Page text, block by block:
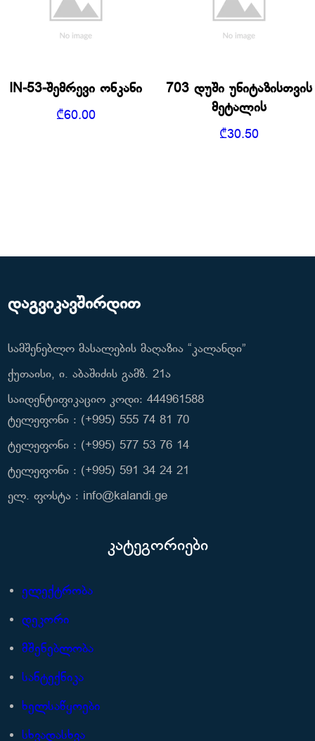
IN-53-შემრევი ონკანი
₾60.00
703 დუში უნიტაზისთვის
მეტალის
₾30.50
დაგვიკავშირდით
სამშენებლო მასალების მაღაზია “კალანდი”
ქუთაისი, ი. აბაშიძის გამზ. 21ა
საიდენტიფიკაციო კოდი: 444961588
ტელეფონი : (+995) 555 74 81 70
ტელეფონი : (+995) 577 53 76 14
ტელეფონი : (+995) 591 34 24 21
ელ. ფოსტა : info@kalandi.ge
კატეგორიები
ელექტრობა
დეკორი
მშენებლობა
სანტექნიკა
ხელსაწყოები
სხვადასხვა